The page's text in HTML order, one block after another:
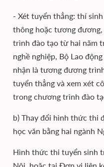
- Xét tuyển thẳng: thí
thông hoặc tương
trình đào tạo từ hai năm
nghề nghiệp, Bộ Lao
nhận là tương đương
tuyển thẳng và xem xét
trong chương trình đào
b) Thay đổi hình thức thi
học văn bằng hai ngành
Hình thức thi tuyển sinh